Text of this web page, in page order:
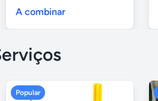
A combinar
Popular